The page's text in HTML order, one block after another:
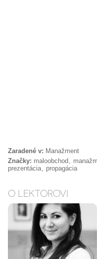
Zaradené v: Manažment
Značky: maloobchod
prezentácia
propagácia
O LEKTOROVI